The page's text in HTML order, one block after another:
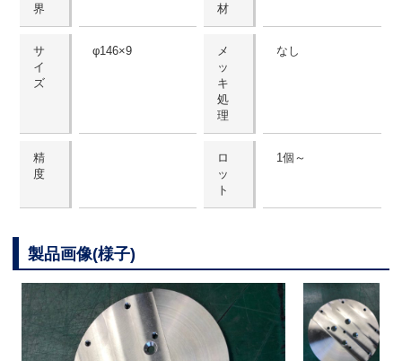
界
材
サ
イ
ズ
φ146×9
メ
ッ
キ
処
理
なし
精
度
ロ
ッ
ト
1個～
製品画像(様子)